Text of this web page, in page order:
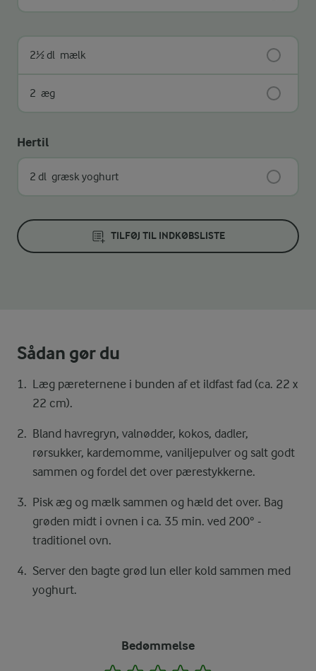
2½ dl mælk
2 æg
Hertil
2 dl græsk yoghurt
TILFØJ TIL INDKØBSLISTE
Sådan gør du
Læg pæreternene i bunden af et ildfast fad (ca. 22 x
22 cm).
Bland havregryn, valnødder, kokos, dadler,
rørsukker, kardemomme, vaniljepulver og salt godt
sammen og fordel det over pærestykkerne.
Pisk æg og mælk sammen og hæld det over. Bag
grøden midt i ovnen i ca. 35 min. ved 200° -
traditionel ovn.
Server den bagte grød lun eller kold sammen med
yoghurt.
Bedømmelse